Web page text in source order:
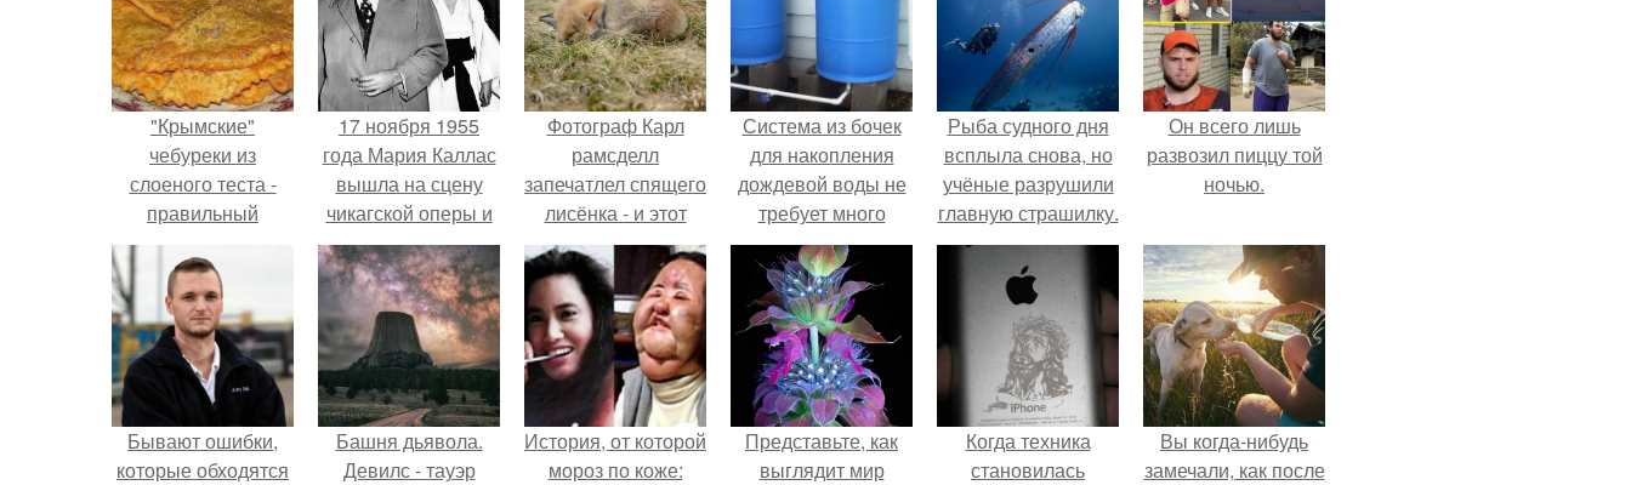
"Крымские"
чебуреки из
слоеного теста -
правильный
17 ноября 1955
года Мария Каллас
вышла на сцену
чикагской оперы и
сорвала овации.
Фотограф Карл
рамсделл
запечатлел спящего
лисёнка - и этот
кадр способен
растопить даже
самое суровое
сердце.
Система из бочек
для накопления
дождевой воды не
требует много
усилий и отлично
подойдет для
садоводов и
дачников.
Рыба судного дня
всплыла снова, но
учёные разрушили
главную страшилку.
Он всего лишь
развозил пиццу той
ночью.
Бывают ошибки,
которые обходятся
Башня дьявола.
Девилс - тауэр
История, от которой
мороз по коже:
Представьте, как
выглядит мир
Когда техника
становилась
Вы когда-нибудь
замечали, как после